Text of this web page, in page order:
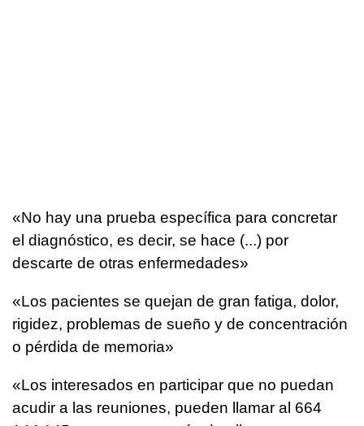
«No hay una prueba específica para concretar
el diagnóstico, es decir, se hace (...) por
descarte de otras enfermedades»
«Los pacientes se quejan de gran fatiga, dolor,
rigidez, problemas de sueño y de concentración
o pérdida de memoria»
«Los interesados en participar que no puedan
acudir a las reuniones, pueden llamar al 664